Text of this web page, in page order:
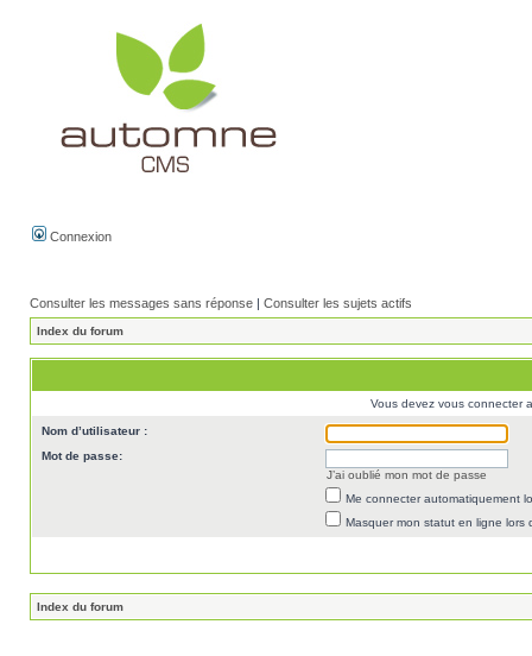
Connexion
Consulter les messages sans réponse | Consulter les sujets actifs
Index du forum
Vous devez vous connecter
Nom d’utilisateur :
Mot de passe:
J’ai oublié mon mot de passe
Me connecter automatiquement
Masquer mon statut en ligne lors
Index du forum